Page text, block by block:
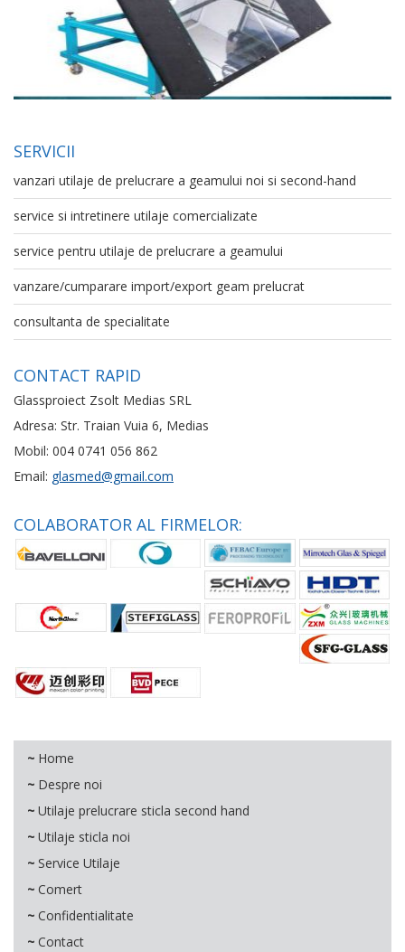
SERVICII
vanzari utilaje de prelucrare a geamului noi si second-hand
service si intretinere utilaje comercializate
service pentru utilaje de prelucrare a geamului
vanzare/cumparare import/export geam prelucrat
consultanta de specialitate
CONTACT RAPID
Glassproiect Zsolt Medias SRL
Adresa: Str. Traian Vuia 6, Medias
Mobil: 004 0741 056 862
Email: glasmed@gmail.com
COLABORATOR AL FIRMELOR:
Home
Despre noi
Utilaje prelucrare sticla second hand
Utilaje sticla noi
Service Utilaje
Comert
Confidentialitate
Contact